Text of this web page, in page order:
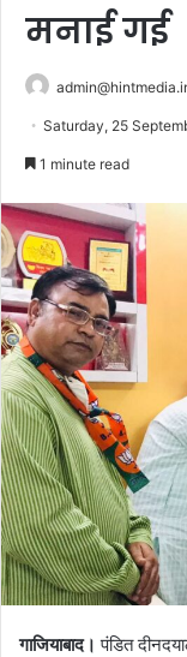
मनाई गई
Saturday, 25
1 minute read
गाजियाबाद। पंडित